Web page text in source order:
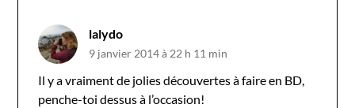
lalydo
9 janvier 2014 à 22 h 11 min
Il y a vraiment de jolies découvertes à faire en BD,
penche-toi dessus à l’occasion!